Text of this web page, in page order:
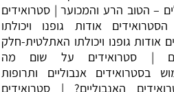
– הטוב הרע והמכוער| סטרואידים
אודות גופנו ויכולתו
אודות גופנו ויכולתו האתלטית-חלק
| סטרואידים על שום מה
בסטרואידים אנבוליים ותרופות
האנבוליים? | סטרואידים